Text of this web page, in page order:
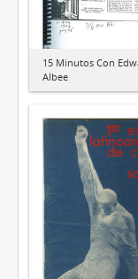
15 Minutos Con
Albee